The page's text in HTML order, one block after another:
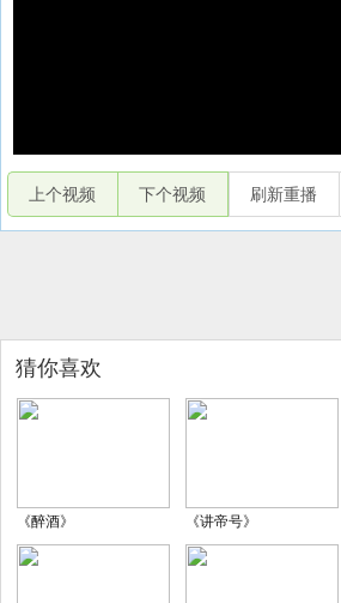
上个视频 下个视频 刷新重播
猜你喜欢
《醉酒》 《讲帝号》